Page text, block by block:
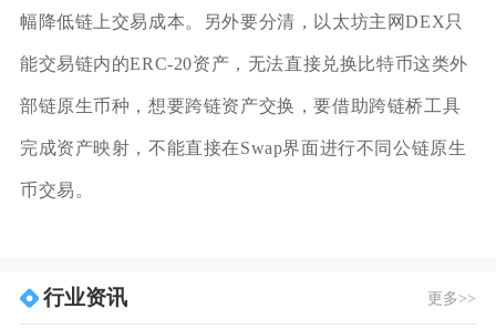
幅降低链上交易成本。另外要分清，以太坊主网DEX只
能交易链内的ERC‑20资产，无法直接兑换比特币这类外
部链原生币种，想要跨链资产交换，要借助跨链桥工具
完成资产映射，不能直接在Swap界面进行不同公链原生
币交易。
行业资讯 更多>>